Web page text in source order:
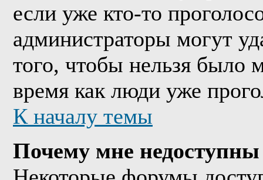
если уже кто-то
администраторы могут
того, чтобы нельзя было
время как люди уже
К началу темы
Почему мне